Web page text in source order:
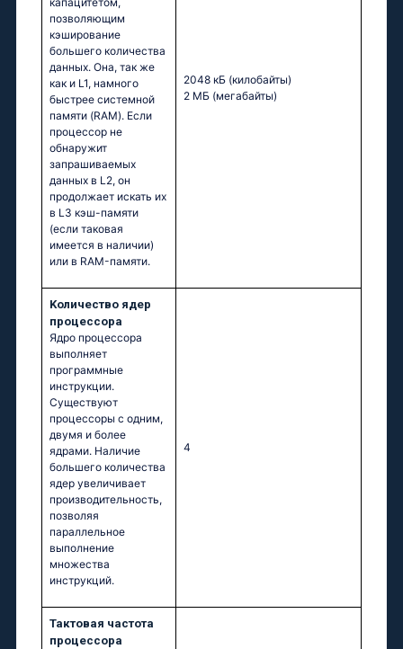
позволяющим
кэширование
большего количества
данных. Она, так же
как и L1, намного
быстрее системной
памяти (RAM). Если
процессор не
обнаружит
запрашиваемых
данных в L2, он
продолжает искать их
в L3 кэш-памяти
(если таковая
имеется в наличии)
или в RAM-памяти.
2048 кБ (килобайты)
2 МБ (мегабайты)
Kоличество ядер
процессора
Ядро процессора
выполняет
программные
инструкции.
Существуют
процессоры с одним,
двумя и более
ядрами. Наличие
большего количества
ядер увеличивает
производительность,
позволяя
параллельное
выполнение
множества
инструкций.
4
Тактовая частота
процессора